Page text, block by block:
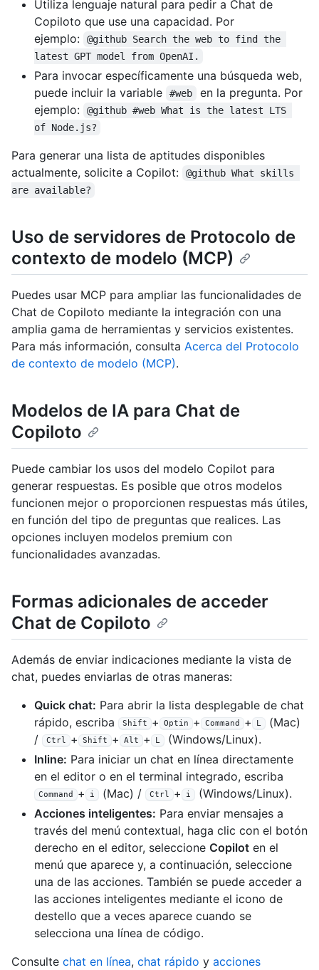
Utiliza lenguaje natural para pedir a Chat de
Copiloto que use una capacidad. Por
ejemplo:
@github Search the web to find the
latest GPT model from OpenAI.
Para invocar específicamente una búsqueda web,
puede incluir la variable
#web
en la pregunta. Por
ejemplo:
@github #web What is the latest LTS
of Node.js?
Para generar una lista de aptitudes disponibles
actualmente, solicite a Copilot:
@github What skills
are available?
Uso de servidores de Protocolo de
contexto de modelo (MCP)
Puedes usar MCP para ampliar las funcionalidades de
Chat de Copiloto mediante la integración con una
amplia gama de herramientas y servicios existentes.
Para más información, consulta Acerca del Protocolo
de contexto de modelo (MCP).
Modelos de IA para Chat de
Copiloto
Puede cambiar los usos del modelo Copilot para
generar respuestas. Es posible que otros modelos
funcionen mejor o proporcionen respuestas más útiles,
en función del tipo de preguntas que realices. Las
opciones incluyen modelos premium con
funcionalidades avanzadas.
Formas adicionales de acceder
Chat de Copiloto
Además de enviar indicaciones mediante la vista de
chat, puedes enviarlas de otras maneras:
Quick chat: Para abrir la lista desplegable de chat
rápido, escriba
Shift + Optin + Command + L
(Mac)
/
Ctrl + Shift + Alt + L
(Windows/Linux).
Inline: Para iniciar un chat en línea directamente
en el editor o en el terminal integrado, escriba
Command + i (Mac) / Ctrl + i
(Windows/Linux).
Acciones inteligentes: Para enviar mensajes a
través del menú contextual, haga clic con el botón
derecho en el editor, seleccione Copilot en el
menú que aparece y, a continuación, seleccione
una de las acciones. También se puede acceder a
las acciones inteligentes mediante el icono de
destello que a veces aparece cuando se
selecciona una línea de código.
Consulte chat en línea, chat rápido y acciones